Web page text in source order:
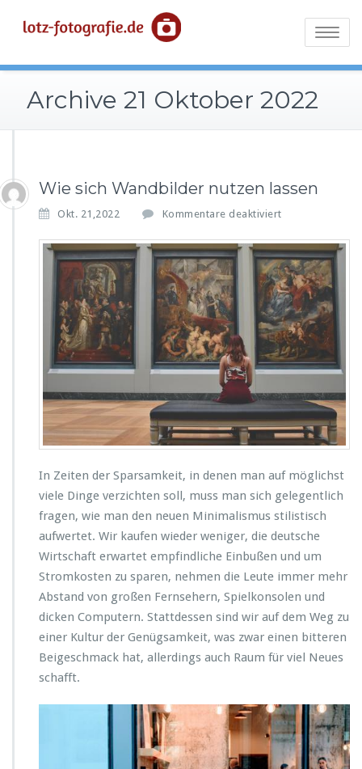
fotografie.de
Was man über Fotos
Toggle
Archive 21 Oktober 2022
Wie sich Wandbilder nutzen lassen
Okt. 21,2022 Kommentare deaktiviert
r
W
i
e
s
i
c
h
W
a
n
d
b
l
d
e
r
n
u
z
e
n
l
s
n
In Zeiten der Sparsamkeit, in denen man auf möglichst
viele Dinge verzichten soll, muss man sich gelegentlich
fragen, wie man den neuen Minimalismus stilistisch
aufwertet. Wir kaufen wieder weniger, die deutsche
Wirtschaft erwartet empfindliche Einbußen und um
Stromkosten zu sparen, nehmen die Leute immer mehr
Abstand von großen Fernsehern, Spielkonsolen und
dicken Computern. Stattdessen sind wir auf dem Weg zu
einer Kultur der Genügsamkeit, was zwar einen bitteren
Beigeschmack hat, allerdings auch Raum für viel Neues
schafft.